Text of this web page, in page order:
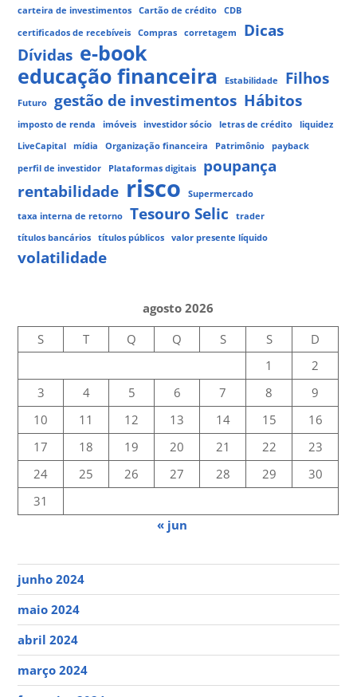
carteira de investimentos Cartão de crédito
CDB
certificados de recebíveis
Compras corretagem
Dicas
Dívidas e-book
educação financeira
Estabilidade Filhos
Futuro gestão de investimentos Hábitos
imposto de renda imóveis investidor sócio letras de crédito
liquidez
LiveCapital
mídia Organização financeira Patrimônio
payback
perfil de investidor
Plataformas digitais
poupança
rentabilidade risco
Supermercado
taxa interna de retorno
Tesouro Selic
trader
títulos bancários
títulos públicos valor presente líquido
volatilidade
agosto 2026
S
T Q Q S S
D
1
2
3
4 5 6 7 8
9
10
11 12 13 14 15
16
17
18 19 20 21 22
23
24
25 26 27 28 29
30
31
« jun
junho 2024
maio 2024
abril 2024
março 2024